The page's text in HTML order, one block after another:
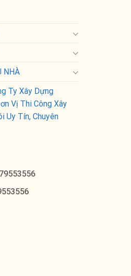
NHÀ
Ty Xây Dựng
Vị Thi Công Xây
Uy Tín, Chuyên